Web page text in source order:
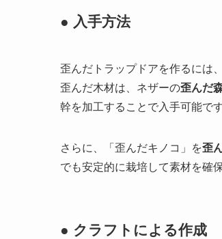
● 入手方法
歪んだトラップドアを作るには
歪んだ木材は、ネザーの歪んだ
幹を加工することで入手可能です
さらに、「歪んだキノコ」を歪
でも安定的に栽培して素材を確
● クラフトによる作成